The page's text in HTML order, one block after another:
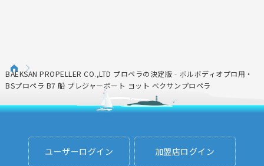
BAEKSAN PROPELLER CO.,LTD プロペラの決定版‐ボルボディオプロ用・
BSプロペラ B7 船 プレジャーボート ヨット ベクサンプロペラ
ユーザーログイン 加盟店ログイン